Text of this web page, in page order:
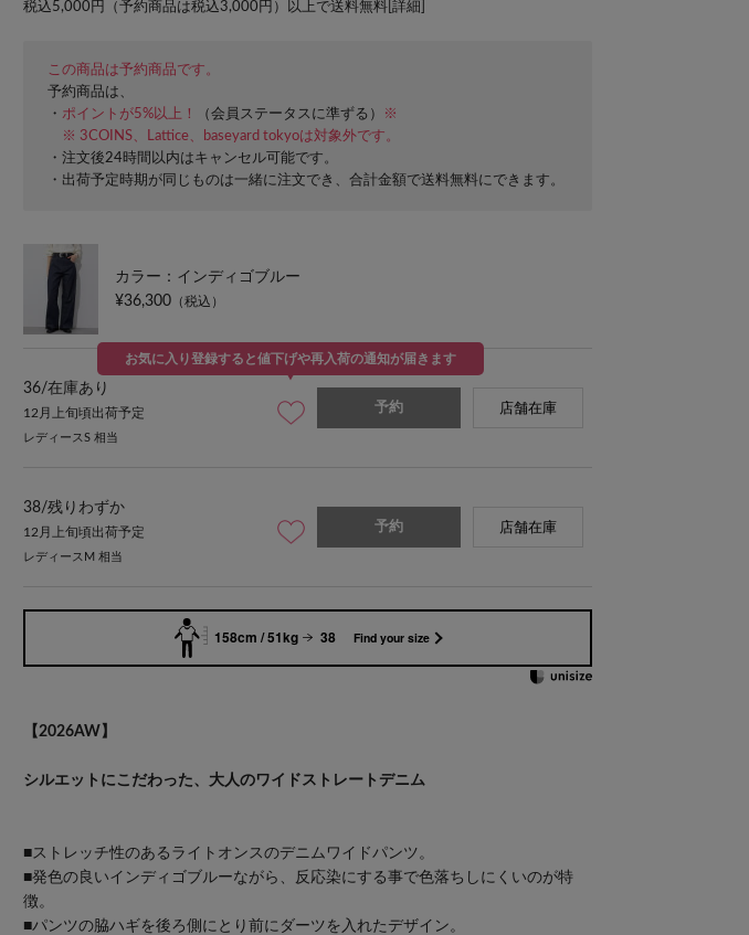
税込5,000円（予約商品は税込3,000円）以上で送料無料[ 詳細
この商品は予約商品です。
予約商品は、
・ ポイントが5%以上！ （会員ステータスに準ずる）
※
※ 3COINS、Lattice、baseyard tokyoは対象外です。
・注文後24時間以内はキャンセル可能です。
・出荷予定時期が同じものは一緒に注文でき、合計金額で送料無料にできます。
カラー：インディゴブルー
¥36,300 （税込）
36/在庫あり
12月上旬頃出荷予定
レディースS 相当
お気に入り登録すると値下げや再入荷の通知が届きます
予約 店舗在庫
38/残りわずか
12月上旬頃出荷予定
レディースM 相当
予約 店舗在庫
158cm / 51kg 38 Find your size
【2026AW】
シルエットにこだわった、大人のワイドストレートデニム
■ストレッチ性のあるライトオンスのデニムワイドパンツ。
■発色の良いインディゴブルーながら、反応染にする事で色落ちしにくいのが特
徴。
■パンツの脇ハギを後ろ側にとり前にダーツを入れたデザイン。